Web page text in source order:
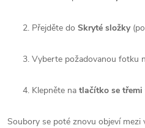
Přejděte do Skryté složky
Vyberte požadovanou fotku
Klepněte na tlačítko se třemi
Soubory se poté znovu objeví mezi